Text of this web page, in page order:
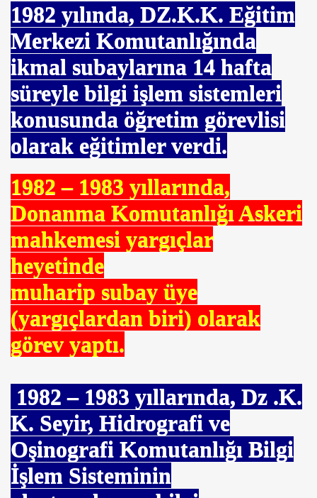
1982 yılında, DZ.K.K. Eğitim
Merkezi Komutanlığında
ikmal subaylarına 14 hafta
süreyle bilgi işlem sistemleri
konusunda öğretim görevlisi
olarak eğitimler verdi.
1982 – 1983 yıllarında,
Donanma Komutanlığı Askeri
mahkemesi yargıçlar
heyetinde
muharip subay üye
(yargıçlardan biri) olarak
görev yaptı.
1982 – 1983 yıllarında, Dz .K.
K. Seyir, Hidrografi ve
Oşinografi Komutanlığı Bilgi
İşlem Sisteminin